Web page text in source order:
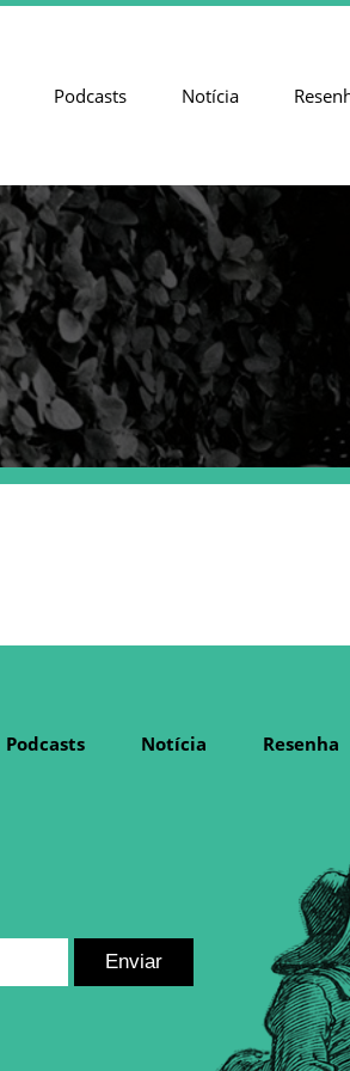
Podcasts Notícia
Podcasts Notícia Resenha
Enviar